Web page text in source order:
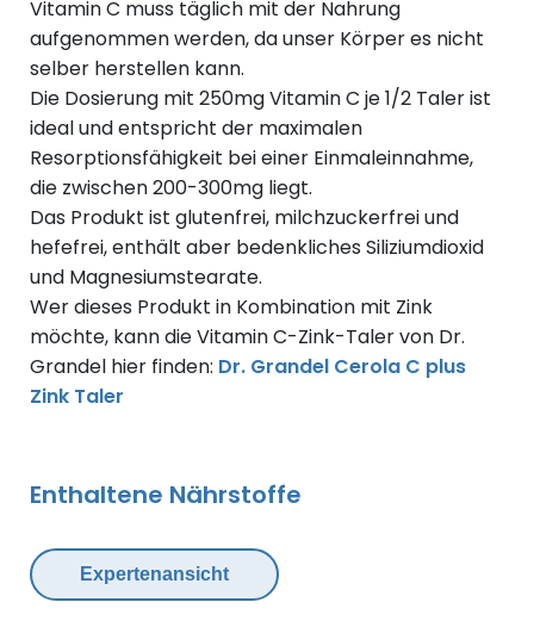
Vitamin C muss täglich mit der Nahrung
aufgenommen werden, da unser Körper es nicht
selber herstellen kann.
Die Dosierung mit 250mg Vitamin C je 1/2 Taler ist
ideal und entspricht der maximalen
Resorptionsfähigkeit bei einer Einmaleinnahme,
die zwischen 200-300mg liegt.
Das Produkt ist glutenfrei, milchzuckerfrei und
hefefrei, enthält aber bedenkliches Siliziumdioxid
und Magnesiumstearate.
Wer dieses Produkt in Kombination mit Zink
möchte, kann die Vitamin C-Zink-Taler von Dr.
Grandel hier finden: Dr. Grandel Cerola C plus
Zink Taler
Enthaltene Nährstoffe
Expertenansicht